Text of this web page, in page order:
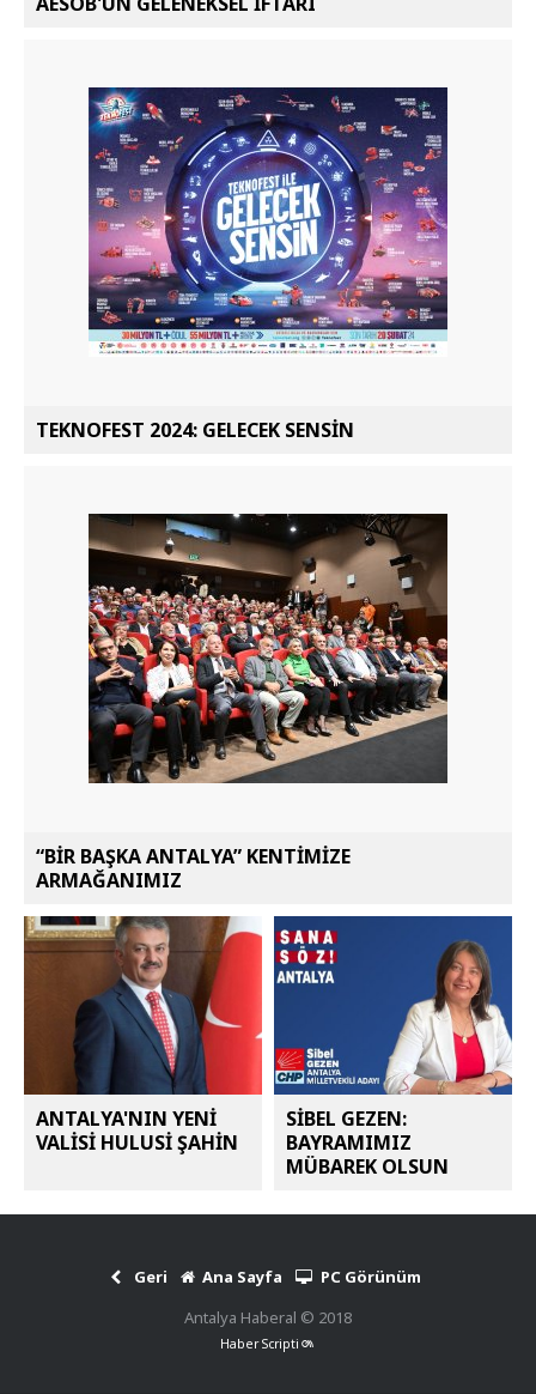
TEKNOFEST 2024: GELECEK SENSİN
“BİR BAŞKA ANTALYA” KENTİMİZE
ARMAĞANIMIZ
ANTALYA'NIN YENİ
VALİSİ HULUSİ ŞAHİN
SİBEL GEZEN:
BAYRAMIMIZ
MÜBAREK OLSUN
Geri Ana Sayfa
PC Görünüm
Antalya Haberal © 2018
Haber Scripti